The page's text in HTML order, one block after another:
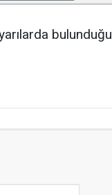
bulunduğu